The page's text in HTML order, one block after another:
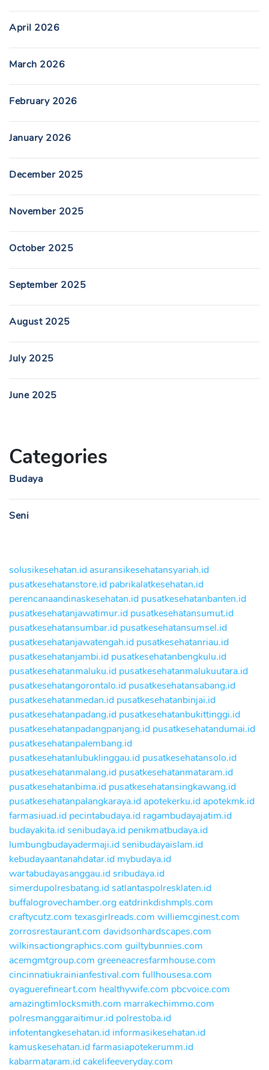
April 2026
March 2026
February 2026
January 2026
December 2025
November 2025
October 2025
September 2025
August 2025
July 2025
June 2025
Categories
Budaya
Seni
solusikesehatan.id asuransikesehatansyariah.id
pusatkesehatanstore.id pabrikalatkesehatan.id
perencanaandinaskesehatan.id pusatkesehatanbanten.id
pusatkesehatanjawatimur.id pusatkesehatansumut.id
pusatkesehatansumbar.id pusatkesehatansumsel.id
pusatkesehatanjawatengah.id pusatkesehatanriau.id
pusatkesehatanjambi.id pusatkesehatanbengkulu.id
pusatkesehatanmaluku.id pusatkesehatanmalukuutara.id
pusatkesehatangorontalo.id pusatkesehatansabang.id
pusatkesehatanmedan.id pusatkesehatanbinjai.id
pusatkesehatanpadang.id pusatkesehatanbukittinggi.id
pusatkesehatanpadangpanjang.id pusatkesehatandumai.id
pusatkesehatanpalembang.id
pusatkesehatanlubuklinggau.id pusatkesehatansolo.id
pusatkesehatanmalang.id pusatkesehatanmataram.id
pusatkesehatanbima.id pusatkesehatansingkawang.id
pusatkesehatanpalangkaraya.id apotekerku.id apotekmk.id
farmasiuad.id pecintabudaya.id ragambudayajatim.id
budayakita.idsenibudaya.id penikmatbudaya.id
lumbungbudayadermaji.idsenibudayaislam.id
kebudayaantanahdatar.id mybudaya.id
wartabudayasanggau.idsribudaya.id
simerdupolresbatang.idsatlantaspolresklaten.id
buffalogrovechamber.orgeatdrinkdishmpls.com
craftycutz.com texasgirlreads.com williemcginest.com
zorrosrestaurant.com davidsonhardscapes.com
wilkinsactiongraphics.com guiltybunnies.com
acemgmtgroup.com greeneacresfarmhouse.com
cincinnatiukrainianfestival.com fullhousesa.com
oyaguerefineart.com healthywife.com pbcvoice.com
amazingtimlocksmith.com marrakechimmo.com
polresmanggaraitimur.id polrestoba.id
infotentangkesehatan.id informasikesehatan.id
kamuskesehatan.idfarmasiapotekerumm.id
kabarmataram.idcakelifeeveryday.com